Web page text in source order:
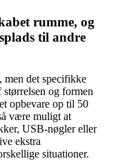
rumme, og
til andre
men det specifikke
og formen
opbevare op til 50
være muligt at
USB-nøgler eller
ekstra
situationer.